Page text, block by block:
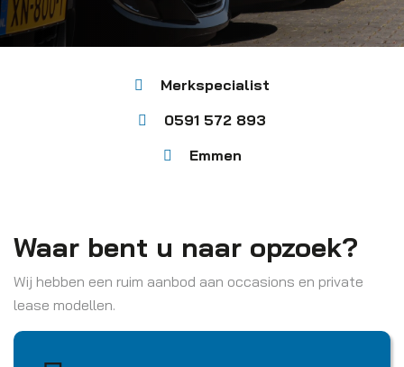
Merkspecialist
0591 572 893
Emmen
Waar bent u naar opzoek?
Wij hebben een ruim aanbod aan occasions en private
lease modellen.